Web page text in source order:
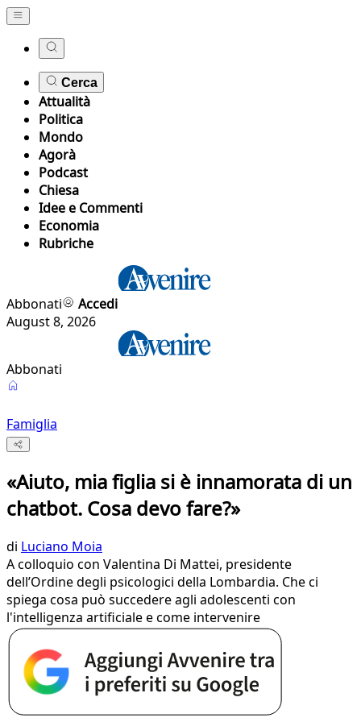
Cerca
Attualità
Politica
Mondo
Agorà
Podcast
Chiesa
Idee e Commenti
Economia
Rubriche
Abbonati
Accedi
August 8, 2026
Abbonati
Famiglia
«Aiuto, mia figlia si è innamorata di un
chatbot. Cosa devo fare?»
di Luciano Moia
A colloquio con Valentina Di Mattei, presidente
dell’Ordine degli psicologici della Lombardia. Che ci
spiega cosa può succedere agli adolescenti con
l'intelligenza artificiale e come intervenire